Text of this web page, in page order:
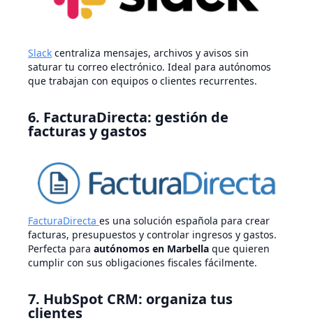
Slack centraliza mensajes, archivos y avisos sin
saturar tu correo electrónico. Ideal para autónomos
que trabajan con equipos o clientes recurrentes.
6. FacturaDirecta: gestión de
facturas y gastos
FacturaDirecta es una solución española para crear
facturas, presupuestos y controlar ingresos y gastos.
Perfecta para autónomos en Marbella que quieren
cumplir con sus obligaciones fiscales fácilmente.
7. HubSpot CRM: organiza tus
clientes